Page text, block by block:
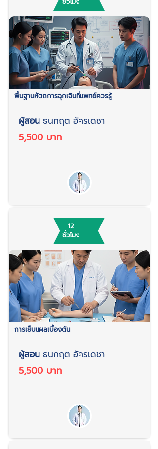
พื้นฐานหัตถการฉุกเฉินที่แพทย์ควรรู้
ผู้สอน ธนกฤต อัครเดชา
5,500 บาท
12
ชั่วโมง
การเย็บแผลเบื้องต้น
ผู้สอน ธนกฤต อัครเดชา
5,500 บาท